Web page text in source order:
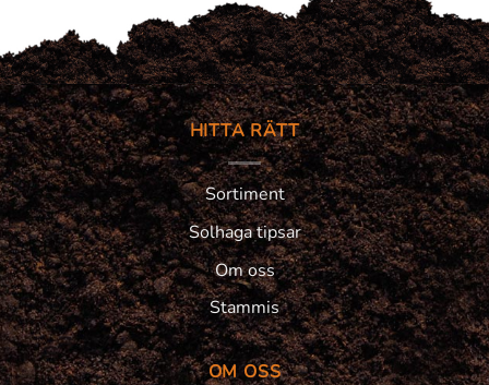
HITTA RÄTT
Sortiment
Solhaga tipsar
Om oss
Stammis
OM OSS